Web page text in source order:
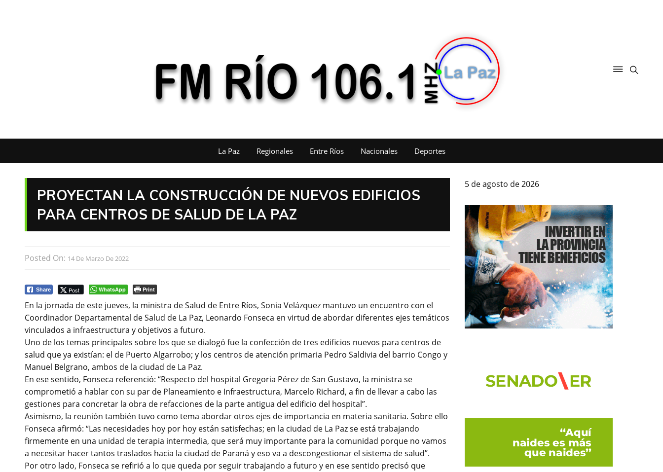
La Paz Regionales Entre Ríos Nacionales Deportes
PROYECTAN LA CONSTRUCCIÓN DE NUEVOS EDIFICIOS
PARA CENTROS DE SALUD DE LA PAZ
Posted On: 14 De Marzo De 2022
Share Post WhatsApp Print
En la jornada de este jueves, la ministra de Salud de Entre Ríos, Sonia Velázquez mantuvo un encuentro con el
Coordinador Departamental de Salud de La Paz, Leonardo Fonseca en virtud de abordar diferentes ejes temáticos
vinculados a infraestructura y objetivos a futuro.
Uno de los temas principales sobre los que se dialogó fue la confección de tres edificios nuevos para centros de
salud que ya existían: el de Puerto Algarrobo; y los centros de atención primaria Pedro Saldivia del barrio Congo y
Manuel Belgrano, ambos de la ciudad de La Paz.
En ese sentido, Fonseca referenció: “Respecto del hospital Gregoria Pérez de San Gustavo, la ministra se
comprometió a hablar con su par de Planeamiento e Infraestructura, Marcelo Richard, a fin de llevar a cabo las
gestiones para concretar la obra de refacciones de la parte antigua del edificio del hospital”.
Asimismo, la reunión también tuvo como tema abordar otros ejes de importancia en materia sanitaria. Sobre ello
Fonseca afirmó: “Las necesidades hoy por hoy están satisfechas; en la ciudad de La Paz se está trabajando
firmemente en una unidad de terapia intermedia, que será muy importante para la comunidad porque no vamos
a necesitar hacer tantos traslados hacia la ciudad de Paraná y eso va a descongestionar el sistema de salud”.
Por otro lado, Fonseca se refirió a lo que queda por seguir trabajando a futuro y en ese sentido precisó que
5 de agosto de 2026